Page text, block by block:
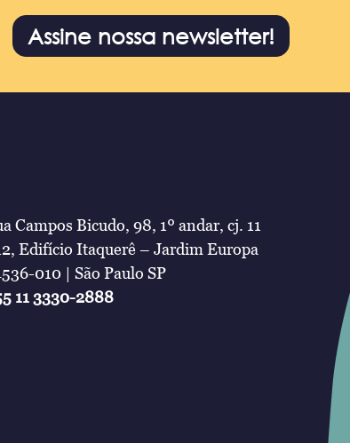
Assine nossa newsletter!
Campos Bicudo, 98, 1º andar, cj. 11
Edifício Itaquerê – Jardim Europa
010 | São Paulo SP
11 3330-2888